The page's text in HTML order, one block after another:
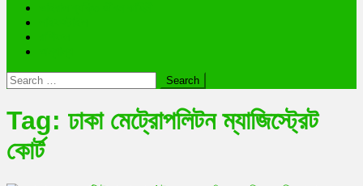
Search
for:
Tag: ঢাকা মেট্রোপলিটন ম্যাজিস্ট্রেট
কোর্ট